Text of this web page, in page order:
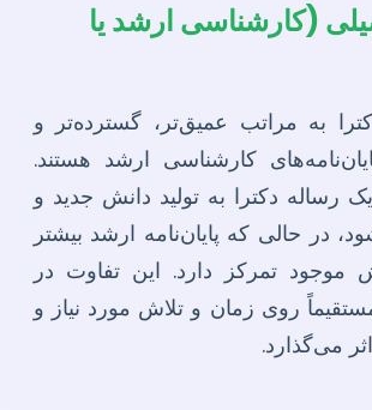
(کارشناسی ارشد یا
به مراتب عمیق‌تر، گسترده‌تر و
کارشناسی ارشد هستند.
رساله دکترا به تولید دانش جدید و
در حالی که پایان‌نامه ارشد بیشتر
موجود تمرکز دارد. این تفاوت در
روی زمان و تلاش مورد نیاز و
می‌گذارد.